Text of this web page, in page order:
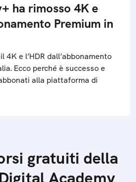
ha rimosso 4K e
Premium in
4K e l’HDR dall’abbonamento
Ecco perché è successo e
alla piattaforma di
gratuiti della